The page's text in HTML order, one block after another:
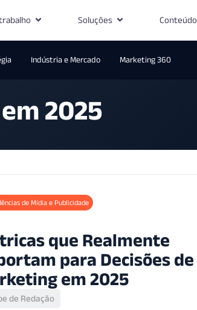
Soluções Conteúdo
Indústria e Mercado Marketing 360
2025
de Mídia e Publicidade
que Realmente
para Decisões de
em 2025
de Redação